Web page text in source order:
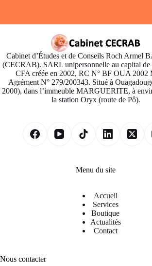
Cabinet d’Études et de Conseils Roch Armel
(CECRAB). SARL unipersonnelle au capital de
CFA créée en 2002, RC N° BF OUA 2002
Agrément N° 279/200343. Situé à
2000), dans l’immeuble MARGUERITE, à
la station Oryx (route de Pô).
Menu du site
Accueil
Services
Boutique
Actualités
Contact
Nous contacter